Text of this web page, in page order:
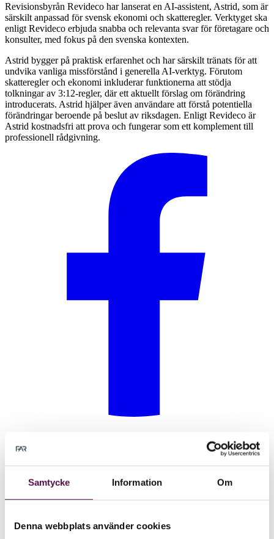
Samtycke Information Om
Denna webbplats använder cookies
Revisionsbyrån Revideco har lanserat en AI-assistent, Astrid, som är
särskilt anpassad för svensk ekonomi och skatteregler. Verktyget ska
enligt Revideco erbjuda snabba och relevanta svar för företagare och
konsulter, med fokus på den svenska kontexten.
Astrid bygger på praktisk erfarenhet och har särskilt tränats för att
undvika vanliga missförstånd i generella AI-verktyg. Förutom
skatteregler och ekonomi inkluderar funktionerna att stödja
tolkningar av 3:12-regler, där ett aktuellt förslag om förändring
introducerats. Astrid hjälper även användare att förstå potentiella
förändringar beroende på beslut av riksdagen. Enligt Revideco är
Astrid kostnadsfri att prova och fungerar som ett komplement till
professionell rådgivning.